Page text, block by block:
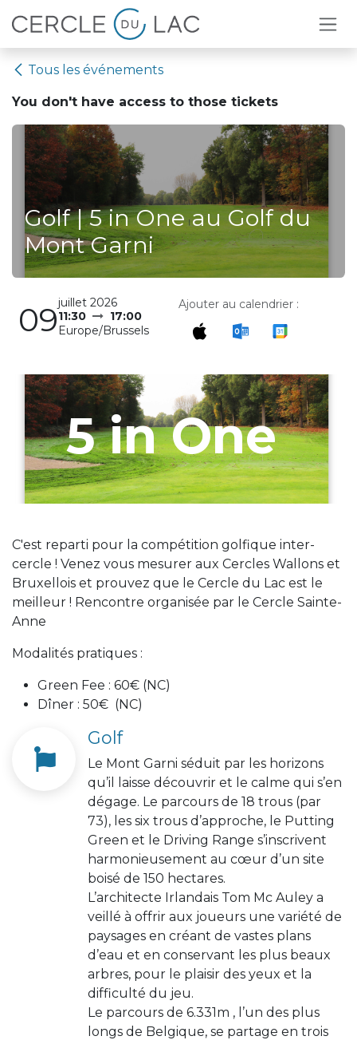
Se rendre au contenu
Tous les événements
You don't have access to those tickets
Golf | 5 in One au Golf du
Mont Garni
09juillet 2026
11:30
17:00
Europe/Brussels
Ajouter au calendrier :
5 in One
C'est reparti pour la compétition golfique inter-
cercle ! Venez vous mesurer aux Cercles Wallons et
Bruxellois et prouvez que le Cercle du Lac est le
meilleur ! Rencontre organisée par le Cercle Sainte-
Anne
Modalités pratiques :
Green Fee : 60€ (NC)
Dîner : 50€ (NC)
Golf
Le Mont Garni séduit par les horizons
qu’il laisse découvrir et le calme qui s’en
dégage. Le parcours de 18 trous (par
73), les six trous d’approche, le Putting
Green et le Driving Range s’inscrivent
harmonieusement au cœur d’un site
boisé de 150 hectares.
L’architecte Irlandais Tom Mc Auley a
veillé à offrir aux joueurs une variété de
paysages en créant de vastes plans
d’eau et en conservant les plus beaux
arbres, pour le plaisir des yeux et la
difficulté du jeu.
Le parcours de 6.331m , l’un des plus
longs de Belgique, se partage en trois